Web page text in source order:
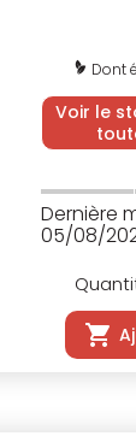
Dont
Voir le
Dernière
05/08/